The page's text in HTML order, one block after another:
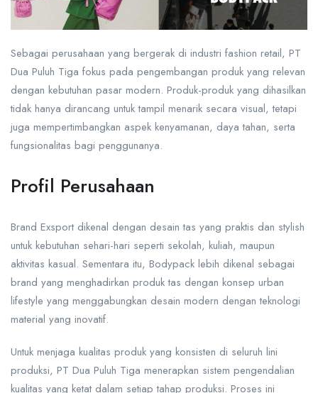
Sebagai perusahaan yang bergerak di industri fashion retail, PT
Dua Puluh Tiga fokus pada pengembangan produk yang relevan
dengan kebutuhan pasar modern. Produk-produk yang dihasilkan
tidak hanya dirancang untuk tampil menarik secara visual, tetapi
juga mempertimbangkan aspek kenyamanan, daya tahan, serta
fungsionalitas bagi penggunanya.
Profil Perusahaan
Brand Exsport dikenal dengan desain tas yang praktis dan stylish
untuk kebutuhan sehari-hari seperti sekolah, kuliah, maupun
aktivitas kasual. Sementara itu, Bodypack lebih dikenal sebagai
brand yang menghadirkan produk tas dengan konsep urban
lifestyle yang menggabungkan desain modern dengan teknologi
material yang inovatif.
Untuk menjaga kualitas produk yang konsisten di seluruh lini
produksi, PT Dua Puluh Tiga menerapkan sistem pengendalian
kualitas yang ketat dalam setiap tahap produksi. Proses ini